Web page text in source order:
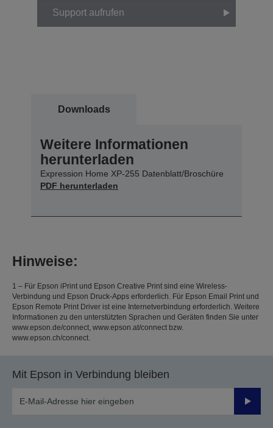
Support aufrufen
Downloads
Weitere Informationen
herunterladen
Expression Home XP-255 Datenblatt/Broschüre
PDF herunterladen
Hinweise:
1 – Für Epson iPrint und Epson Creative Print sind eine Wireless-
Verbindung und Epson Druck-Apps erforderlich. Für Epson Email Print und
Epson Remote Print Driver ist eine Internetverbindung erforderlich. Weitere
Informationen zu den unterstützten Sprachen und Geräten finden Sie unter
www.epson.de/connect, www.epson.at/connect bzw.
www.epson.ch/connect.
Mit Epson in Verbindung bleiben